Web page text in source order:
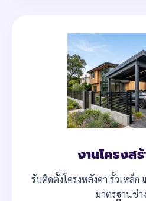
งานโครงส
รับติดตั้งโครงหลังคา รั้วเหล็
มาตรฐานช่า